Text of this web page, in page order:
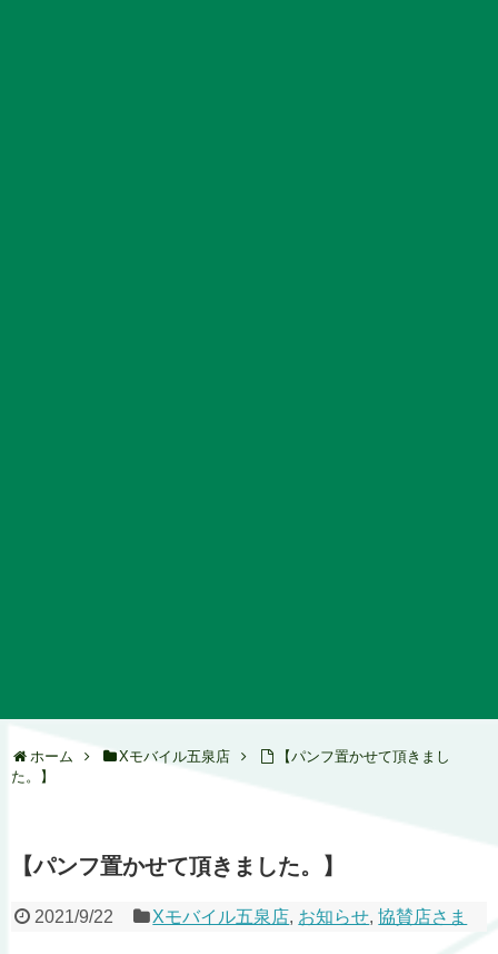
ホーム Xモバイル五泉店
【パンフ置かせて頂きまし
た。】
【パンフ置かせて頂きました。】
2021/9/22 Xモバイル五泉店, お知らせ,協賛店さま